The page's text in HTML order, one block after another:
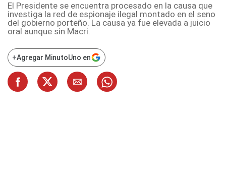
El Presidente se encuentra procesado en la causa que
investiga la red de espionaje ilegal montado en el seno
del gobierno porteño. La causa ya fue elevada a juicio
oral aunque sin Macri.
+Agregar MinutoUno en